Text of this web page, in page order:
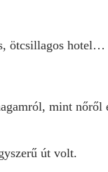
ötcsillagos hotel…
mint nőről
út volt.